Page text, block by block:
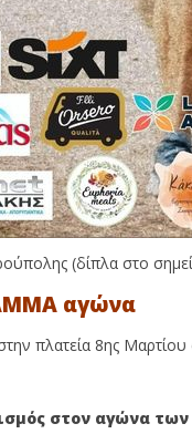
(δίπλα στο
αγώνα
πλατεία 8ης
στον αγώνα των